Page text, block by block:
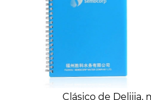
Clásico de Delijia,